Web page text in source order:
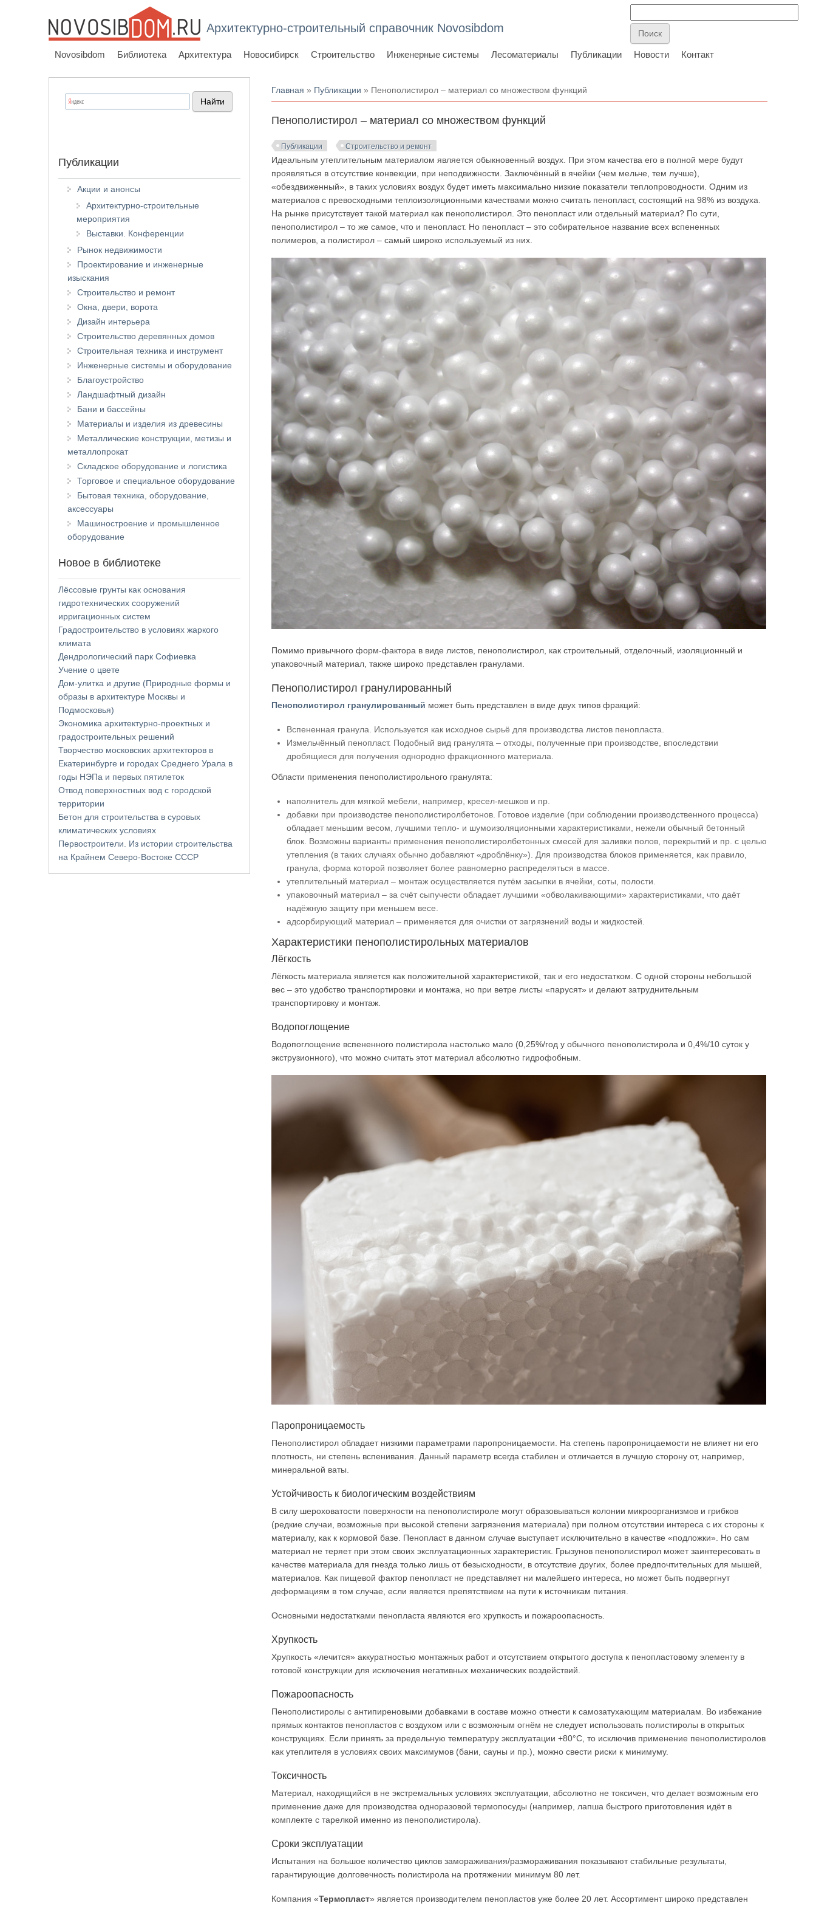
Архитектурно-строительный справочник Novosibdom
Novosibdom Библиотека Архитектура Новосибирск Строительство Инженерные системы Лесоматериалы Публикации Новости Контакт
Вы здесь
Главная » Публикации » Пенополистирол – материал со множеством функций
Пенополистирол – материал со множеством функций
Публикации Строительство и ремонт
Идеальным утеплительным материалом является обыкновенный воздух. При этом качества его в полной мере будут
проявляться в отсутствие конвекции, при неподвижности. Заключённый в ячейки (чем мельче, тем лучше),
«обездвиженный», в таких условиях воздух будет иметь максимально низкие показатели теплопроводности. Одним из
материалов с превосходными теплоизоляционными качествами можно считать пенопласт, состоящий на 98% из воздуха.
На рынке присутствует такой материал как пенополистирол. Это пенопласт или отдельный материал? По сути,
пенополистирол – то же самое, что и пенопласт. Но пенопласт – это собирательное название всех вспененных
полимеров, а полистирол – самый широко используемый из них.
Помимо привычного форм-фактора в виде листов, пенополистирол, как строительный, отделочный, изоляционный и
упаковочный материал, также широко представлен гранулами.
Пенополистирол гранулированный
Пенополистирол гранулированный может быть представлен в виде двух типов фракций:
Вспененная гранула. Используется как исходное сырьё для производства листов пенопласта.
Измельчённый пенопласт. Подобный вид гранулята – отходы, полученные при производстве, впоследствии
дробящиеся для получения однородно фракционного материала.
Области применения пенополистирольного гранулята:
наполнитель для мягкой мебели, например, кресел-мешков и пр.
добавки при производстве пенополистиролбетонов. Готовое изделие (при соблюдении производственного процесса)
обладает меньшим весом, лучшими тепло- и шумоизоляционными характеристиками, нежели обычный бетонный
блок. Возможны варианты применения пенополистиролбетонных смесей для заливки полов, перекрытий и пр. с целью
утепления (в таких случаях обычно добавляют «дроблёнку»). Для производства блоков применяется, как правило,
гранула, форма которой позволяет более равномерно распределяться в массе.
утеплительный материал – монтаж осуществляется путём засыпки в ячейки, соты, полости.
упаковочный материал – за счёт сыпучести обладает лучшими «обволакивающими» характеристиками, что даёт
надёжную защиту при меньшем весе.
адсорбирующий материал – применяется для очистки от загрязнений воды и жидкостей.
Характеристики пенополистирольных материалов
Лёгкость
Лёгкость материала является как положительной характеристикой, так и его недостатком. С одной стороны небольшой
вес – это удобство транспортировки и монтажа, но при ветре листы «парусят» и делают затруднительным
транспортировку и монтаж.
Водопоглощение
Водопоглощение вспененного полистирола настолько мало (0,25%/год у обычного пенополистирола и 0,4%/10 суток у
экструзионного), что можно считать этот материал абсолютно гидрофобным.
Паропроницаемость
Пенополистирол обладает низкими параметрами паропроницаемости. На степень паропроницаемости не влияет ни его
плотность, ни степень вспенивания. Данный параметр всегда стабилен и отличается в лучшую сторону от, например,
минеральной ваты.
Устойчивость к биологическим воздействиям
В силу шероховатости поверхности на пенополистироле могут образовываться колонии микроорганизмов и грибков
(редкие случаи, возможные при высокой степени загрязнения материала) при полном отсутствии интереса с их стороны к
материалу, как к кормовой базе. Пенопласт в данном случае выступает исключительно в качестве «подложки». Но сам
материал не теряет при этом своих эксплуатационных характеристик. Грызунов пенополистирол может заинтересовать в
качестве материала для гнезда только лишь от безысходности, в отсутствие других, более предпочтительных для мышей,
материалов. Как пищевой фактор пенопласт не представляет ни малейшего интереса, но может быть подвергнут
деформациям в том случае, если является препятствием на пути к источникам питания.
Основными недостатками пенопласта являются его хрупкость и пожароопасность.
Хрупкость
Хрупкость «лечится» аккуратностью монтажных работ и отсутствием открытого доступа к пенопластовому элементу в
готовой конструкции для исключения негативных механических воздействий.
Пожароопасность
Пенополистиролы с антипиреновыми добавками в составе можно отнести к самозатухающим материалам. Во избежание
прямых контактов пенопластов с воздухом или с возможным огнём не следует использовать полистиролы в открытых
конструкциях. Если принять за предельную температуру эксплуатации +80°C, то исключив применение пенополистиролов
как утеплителя в условиях своих максимумов (бани, сауны и пр.), можно свести риски к минимуму.
Токсичность
Материал, находящийся в не экстремальных условиях эксплуатации, абсолютно не токсичен, что делает возможным его
применение даже для производства одноразовой термопосуды (например, лапша быстрого приготовления идёт в
комплекте с тарелкой именно из пенополистирола).
Сроки эксплуатации
Испытания на большое количество циклов замораживания/размораживания показывают стабильные результаты,
гарантирующие долговечность полистирола на протяжении минимум 80 лет.
Компания «Термопласт» является производителем пенопластов уже более 20 лет. Ассортимент широко представлен
Публикации
Акции и анонсы
Архитектурно-строительные
мероприятия
Выставки. Конференции
Рынок недвижимости
Проектирование и инженерные
изыскания
Строительство и ремонт
Окна, двери, ворота
Дизайн интерьера
Строительство деревянных домов
Строительная техника и инструмент
Инженерные системы и оборудование
Благоустройство
Ландшафтный дизайн
Бани и бассейны
Материалы и изделия из древесины
Металлические конструкции, метизы и
металлопрокат
Складское оборудование и логистика
Торговое и специальное оборудование
Бытовая техника, оборудование,
аксессуары
Машиностроение и промышленное
оборудование
Новое в библиотеке
Лёссовые грунты как основания
гидротехнических сооружений
ирригационных систем
Градостроительство в условиях жаркого
климата
Дендрологический парк Софиевка
Учение о цвете
Дом-улитка и другие (Природные формы и
образы в архитектуре Москвы и
Подмосковья)
Экономика архитектурно-проектных и
градостроительных решений
Творчество московских архитекторов в
Екатеринбурге и городах Среднего Урала в
годы НЭПа и первых пятилеток
Отвод поверхностных вод с городской
территории
Бетон для строительства в суровых
климатических условиях
Первостроители. Из истории строительства
на Крайнем Северо-Востоке СССР